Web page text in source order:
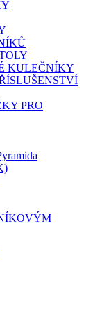
KULEČNÍKY
PRO